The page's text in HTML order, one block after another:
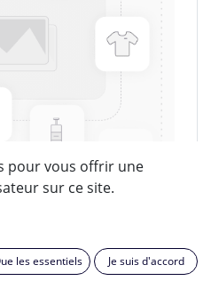
pour vous offrir une
sur ce site.
les essentiels Je suis d'accord